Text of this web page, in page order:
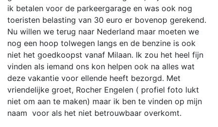
ik betalen voor de parkeergarage en was ook nog
toeristen belasting van 30 euro er bovenop gerekend.
Nu willen we terug naar Nederland maar moeten we
nog een hoop tolwegen langs en de benzine is ook
niet het goedkoopst vanaf Milaan. Ik zou het heel fijn
vinden als iemand ons kon helpen ook na alles wat
deze vakantie voor ellende heeft bezorgd. Met
vriendelijke groet, Rocher Engelen ( profiel foto lukt
niet om aan te maken) maar ik ben te vinden op mijn
naam voor als het niet betrouwbaar overkomt.